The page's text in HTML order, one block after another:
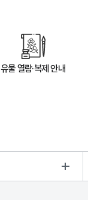
유물 열람·복제 안내